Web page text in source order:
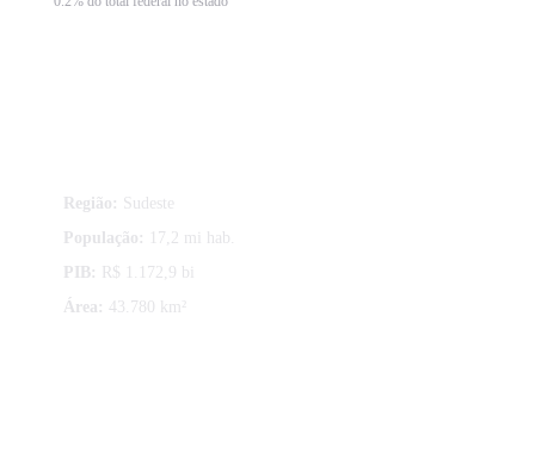
Região: Sudeste
População:
17,2 mi hab.
PIB:
R$ 1.172,9 bi
Área: 43.780 km²